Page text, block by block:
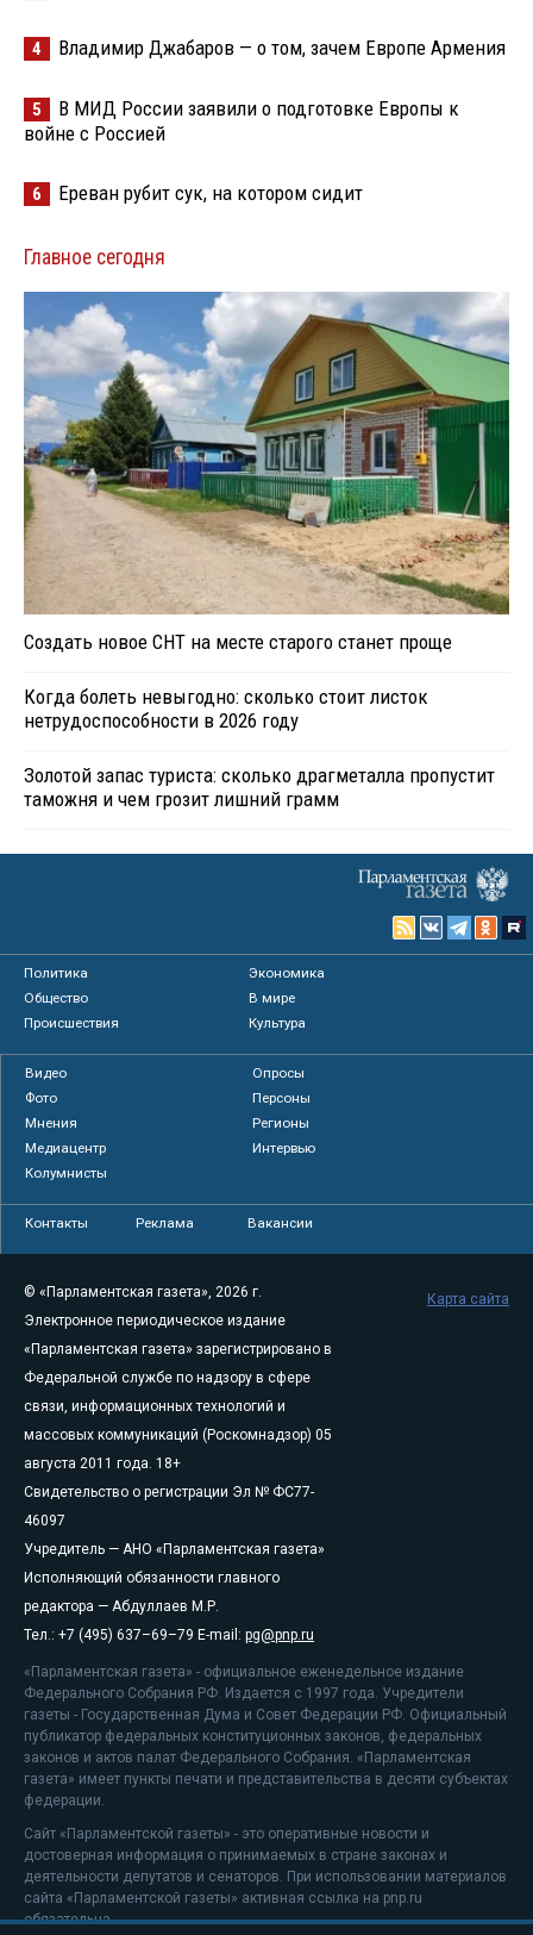
4 Владимир Джабаров — о том, зачем Европе Армения
5
В МИД России заявили о подготовке Европы к
войне с Россией
6 Ереван рубит сук, на котором сидит
Главное сегодня
Создать новое СНТ на месте старого станет проще
Когда болеть невыгодно: сколько стоит листок
нетрудоспособности в 2026 году
Золотой запас туриста: сколько драгметалла пропустит
таможня и чем грозит лишний грамм
Политика
Экономика
Общество
В мире
Происшествия
Культура
Видео
Опросы
Фото
Персоны
Мнения
Регионы
Медиацентр
Интервью
Колумнисты
Контакты Реклама Вакансии
© «Парламентская газета», 2026 г.
Электронное периодическое издание
«Парламентская газета» зарегистрировано в
Федеральной службе по надзору в сфере
связи, информационных технологий и
массовых коммуникаций (Роскомнадзор) 05
августа 2011 года. 18+
Свидетельство о регистрации Эл № ФС77-
46097
Учредитель — АНО «Парламентская газета»
Исполняющий обязанности главного
редактора — Абдуллаев М.Р.
Тел.: +7 (495) 637–69–79 E-mail: pg@pnp.ru
«Парламентская газета» - официальное еженедельное издание
Федерального Собрания РФ. Издается с 1997 года. Учредители
газеты - Государственная Дума и Совет Федерации РФ. Официальный
публикатор федеральных конституционных законов, федеральных
законов и актов палат Федерального Собрания. «Парламентская
газета» имеет пункты печати и представительства в десяти субъектах
федерации.
Сайт «Парламентской газеты» - это оперативные новости и
достоверная информация о принимаемых в стране законах и
деятельности депутатов и сенаторов. При использовании материалов
сайта «Парламентской газеты» активная ссылка на pnp.ru
обязательна.
Карта сайта